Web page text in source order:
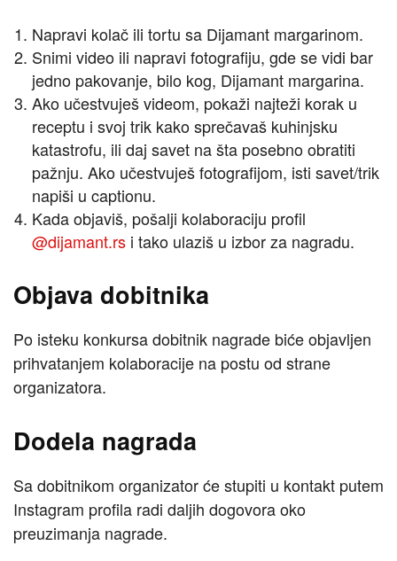
Napravi kolač ili tortu sa Dijamant margarinom.
Snimi video ili napravi fotografiju, gde se vidi bar
jedno pakovanje, bilo kog, Dijamant margarina.
Ako učestvuješ videom, pokaži najteži korak u
receptu i svoj trik kako sprečavaš kuhinjsku
katastrofu, ili daj savet na šta posebno obratiti
pažnju. Ako učestvuješ fotografijom, isti savet/trik
napiši u captionu.
Kada objaviš, pošalji kolaboraciju profil
@dijamant.rs i tako ulaziš u izbor za nagradu.
Objava dobitnika
Po isteku konkursa dobitnik nagrade biće objavljen
prihvatanjem kolaboracije na postu od strane
organizatora.
Dodela nagrada
Sa dobitnikom organizator će stupiti u kontakt putem
Instagram profila radi daljih dogovora oko
preuzimanja nagrade.